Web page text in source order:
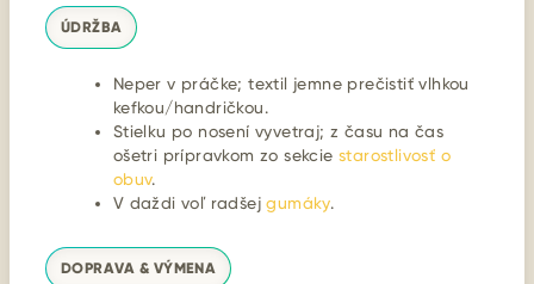
ÚDRŽBA
Neper v práčke; textil jemne prečistiť vlhkou
kefkou/handričkou.
Stielku po nosení vyvetraj; z času na čas
ošetri prípravkom zo sekcie starostlivosť o
obuv.
V daždi voľ radšejgumáky.
DOPRAVA & VÝMENA